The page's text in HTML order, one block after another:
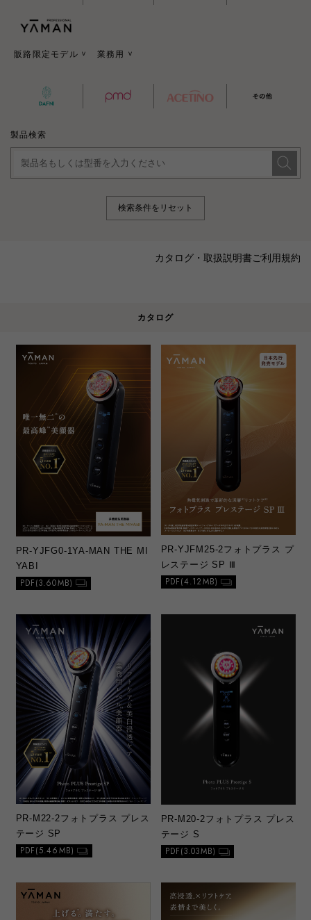
販路限定モデル > 業務用 >
製品検索
検索条件をリセット
カタログ・取扱説明書ご利用規約
カタログ
PR-YJFG0-1YA-MAN THE MI
YABI
PDF(3.60MB)
PR-YJFM25-2フォトプラス プ
レステージ SP Ⅲ
PDF(4.12MB)
PR-M22-2フォトプラス プレス
テージ SP
PDF(5.46MB)
PR-M20-2フォトプラス プレス
テージ S
PDF(3.03MB)